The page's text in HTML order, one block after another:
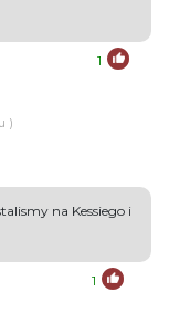
1
)
na Kessiego i
1